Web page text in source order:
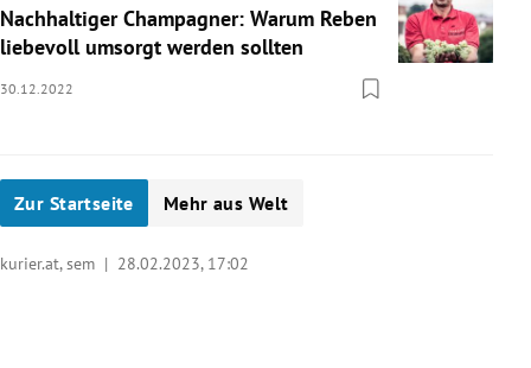
Nachhaltiger Champagner: Warum Reben
liebevoll umsorgt werden sollten
30.12.2022
Zur Startseite Mehr aus Welt
kurier.at, sem | 28.02.2023, 17:02